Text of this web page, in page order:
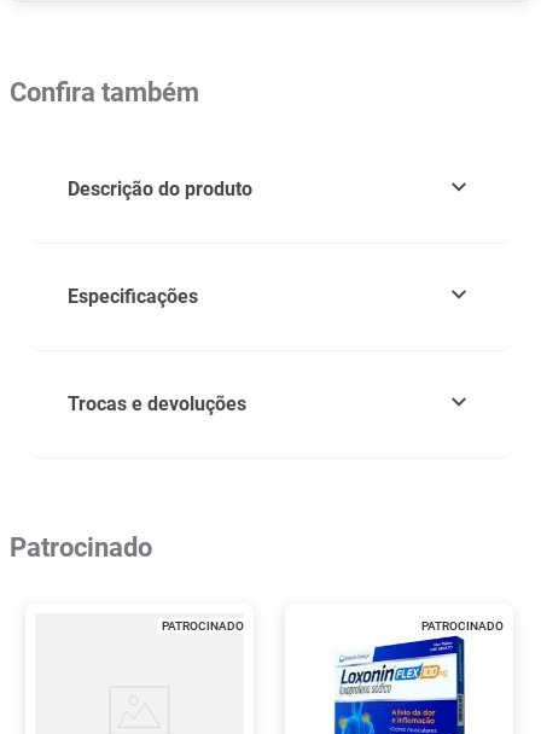
Confira também
Descrição do produto
Especificações
Trocas e devoluções
Patrocinado
PATROCINADO PATROCINADO